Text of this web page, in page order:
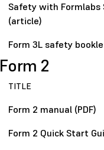
Safety with Formlabs
(article)
Form 3L safety
Form 2
TITLE
Form 2 manual (PDF)
Form 2 Quick Start